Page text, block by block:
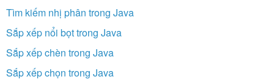
Tìm kiếm nhị phân trong Java
Sắp xếp nổi bọt trong Java
Sắp xếp chèn trong Java
Sắp xếp chọn trong Java